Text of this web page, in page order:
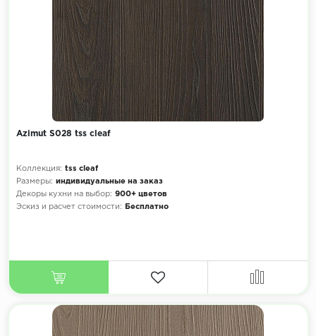
Azimut S028 tss cleaf
Коллекция: tss cleaf
Размеры: индивидуальные на заказ
Декоры кухни на выбор: 900+ цветов
Эскиз и расчет стоимости:
Бесплатно